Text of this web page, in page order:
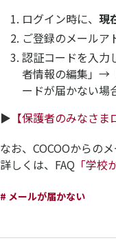
ログイン時に、 現
ご登録のメールア
認証コードを入力
者情報の編集」→
ードが届かない場
▶︎ 【保護者のみなさま
なお、COCOOからの
詳しくは、FAQ 「学
# メールが届かない